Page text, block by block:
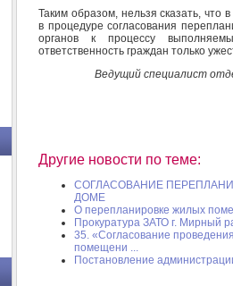
Таким образом, нельзя сказать, что
в процедуре согласования
органов к процессу
ответственность граждан только
Ведущий специалист
Другие новости по теме:
СОГЛАСОВАНИЕ
ДОМЕ
О перепланировке жилых
Прокуратура ЗАТО г. Мирный
35. «Согласование
помещени ...
Постановление